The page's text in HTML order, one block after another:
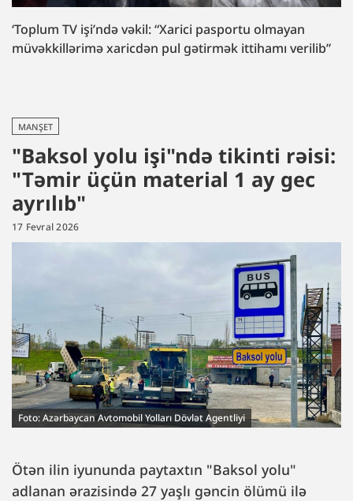
‘Toplum TV işi’ndə vəkil: “Xarici pasportu olmayan
müvəkkillərimə xaricdən pul gətirmək ittihamı verilib”
MANŞET
"Baksol yolu işi"ndə tikinti rəisi:
"Təmir üçün material 1 ay gec
ayrılıb"
17 Fevral 2026
Foto: Azərbaycan Avtomobil Yolları Dövlət Agentliyi
Ötən ilin iyununda paytaxtın "Baksol yolu"
adlanan ərazisində 27 yaşlı gəncin ölümü ilə